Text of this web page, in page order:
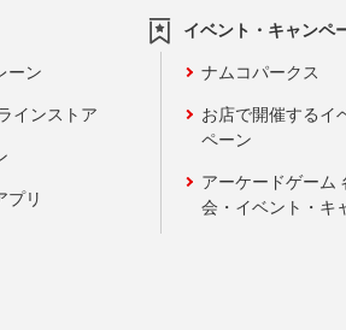
ーン
インストア
プリ
イベント・キャンペ
ナムコパークス
お店で開催するイ
ペーン
アーケードゲーム
会・イベント・キ